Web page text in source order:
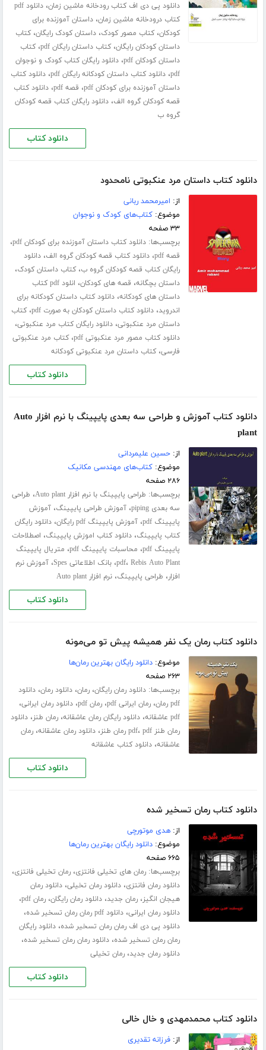
دانلود پی دی اف کتاب رودخانه ماشین زمان،
دانلود pdf
کتاب درودخانه ماشین زمان،داستان آموزنده برای
کودکان،کتاب مصور کودک،داستان کودک رایگان،کتاب
داستان کودکان رایگان،کتاب داستان رایگان pdf ،کتاب
داستان کودکان pdf
،دانلود رایگان کتاب کودک و نوجوان
pdf،دانلود کتاب داستان کودکانه رایگان pdf ،دانلود کتاب
داستان آموزنده برای کودکان pdf
، قصه pdf ،دانلود کتاب
قصه کودکان گروه الف،دانلود رایگان کتاب قصه کودکان
گروه ب
دانلود کتاب
دانلود کتاب داستان مرد عنکبوتی نامحدود
از: امیرمحمد ربانی
موضوع:کتاب‌های کودک و نوجوان
۳۳ صفحه
برچسب‌ها:دانلود کتاب داستان آموزنده برای کودکان pdf ،
قصه pdf ،دانلود کتاب قصه کودکان گروه الف،دانلود
رایگان کتاب قصه کودکان گروه ب،کتاب داستان کودک،
داستان بچگانه، قصه های کودکان،
انلود pdf کتاب
داستان های کودکانه،دانلود کتاب داستان کودکانه برای
اندروید،دانلود کتاب داستان کودکان به صورت pdf ،کتاب
داستان مرد عنکبوتی،دانلود رایگان کتاب مرد عنکبوتی،
دانلود کتاب مصور مرد عنکبوتی pdf ،کتاب مرد عنکبوتی
فارسی،کتاب داستان مرد عنکبوتی کودکانه
دانلود کتاب
دانلود کتاب آموزش و طراحی سه بعدی پایپینگ با نرم افزار Auto
plant
از:حسین علیمردانی
موضوع:کتاب‌های مهندسی مکانیک
۲۸۶ صفحه
برچسب‌ها: طراحی پایپینگ با نرم افزار Auto plant ، طراحی
سه بعدی piping
،آموزش طراحی پایپینگ،آموزش
پایپینگ pdf
،آموزش پایپینگ pdf رایگان ،دانلود رایگان
کتاب پایپینگ،دانلود کتاب اموزش پایپینگ، اصطلاحات
پایپینگ pdf
، محاسبات پایپینگ pdf ، متریال پایپینگ
pdf، Rebis Auto Plant ،بانک اطلاعاتی Spes ،آموزش نرم
افزار، طراحی پایپینگ،نرم افزار Auto plant
دانلود کتاب
دانلود کتاب رمان یک نفر همیشه پیش تو می‌مونه
موضوع:دانلود رایگان بهترین رمان‌ها
۲۶۳ صفحه
برچسب‌ها:دانلود رمان رایگان،رمان،دانلود رمان،دانلود
pdf رمان
،رمان ایرانی pdf ،رمان pdf ،دانلود رمان ایرانی،
pdf عاشقانه ،دانلود رایگان رمان عاشقانه،رمان طنز،دانلود
رمان طنز pdf
، pdf رمان طنز ،دانلود رمان عاشقانه،رمان
عاشقانه،دانلود کتاب عاشقانه
دانلود کتاب
دانلود کتاب رمان تسخیر شده
از:هدی موتورچی
موضوع:دانلود رایگان بهترین رمان‌ها
۶۶۵ صفحه
برچسب‌ها:رمان های تخیلی فانتزی،رمان تخیلی فانتزی،
دانلود رمان فانتزی،دانلود رمان تخیلی،دانلود رمان
هیجان انگیز،رمان جدید،دانلود رمان رایگان،رمان pdf ،
دانلود رمان ایرانی،دانلود pdf رمان رمان تسخیر شده ،
دانلود پی دی اف رمان رمان تسخیر شده،دانلود رایگان
رمان رمان تسخیر شده،دانلود رمان رمان تسخیر شده،
دانلود رمان جدید،رمان تخیلی
دانلود کتاب
دانلود کتاب محمدمهدی و خال خالی
از:فرزانه تقدیری